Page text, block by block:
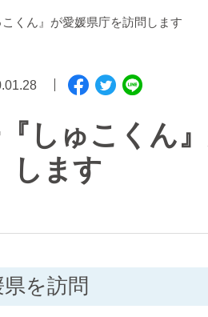
くん』が愛媛県庁を訪問します
しゅこくん
します
を訪問